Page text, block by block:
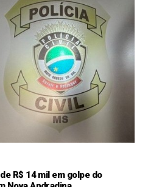
R$ 14 mil em golpe do